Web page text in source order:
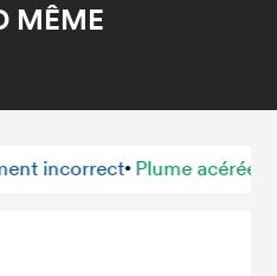
MÊME
incorrect• Plume acérée•